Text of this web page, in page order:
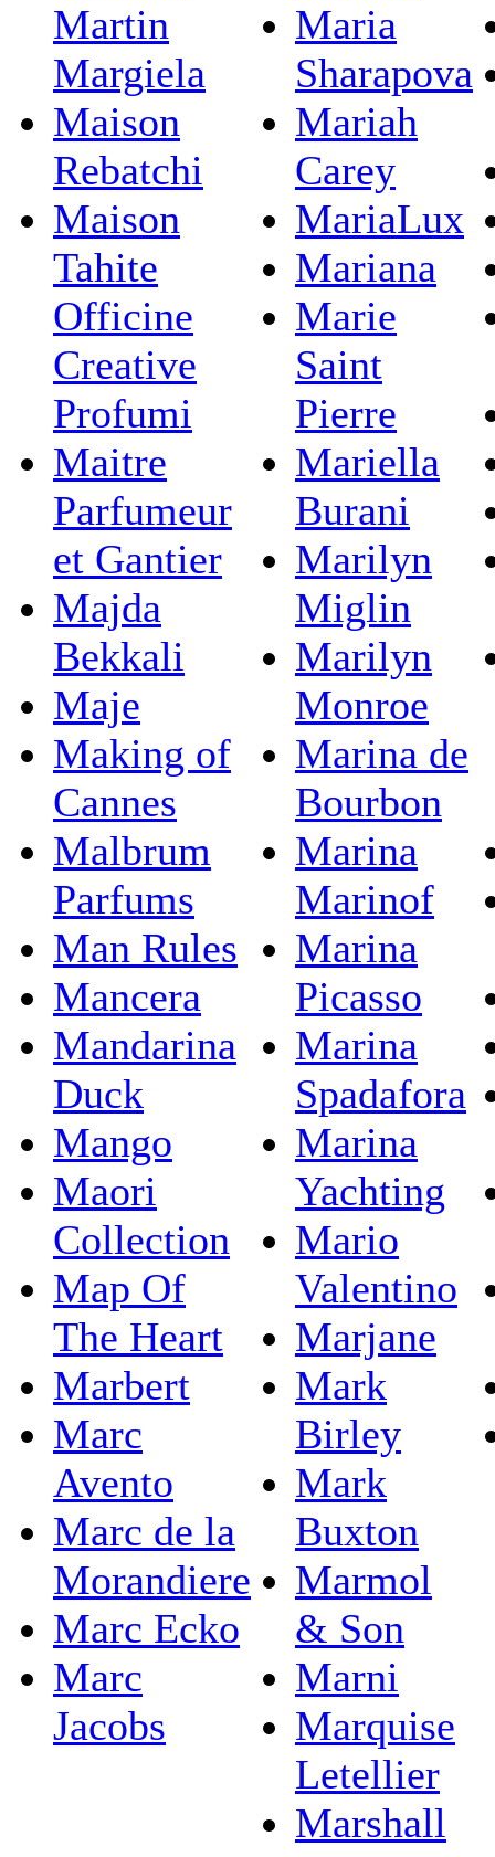
Martin
Margiela
Maison
Rebatchi
Maison
Tahite
Officine
Creative
Profumi
Maitre
Parfumeur
et Gantier
Majda
Bekkali
Maje
Making of
Cannes
Malbrum
Parfums
Man Rules
Mancera
Mandarina
Duck
Mango
Maori
Collection
Map Of
The Heart
Marbert
Marc
Avento
Marc de la
Morandiere
Marc Ecko
Marc
Jacobs
Maria
Sharapova
Mariah
Carey
MariaLux
Mariana
Marie
Saint
Pierre
Mariella
Burani
Marilyn
Miglin
Marilyn
Monroe
Marina de
Bourbon
Marina
Marinof
Marina
Picasso
Marina
Spadafora
Marina
Yachting
Mario
Valentino
Marjane
Mark
Birley
Mark
Buxton
Marmol
& Son
Marni
Marquise
Letellier
Marshall